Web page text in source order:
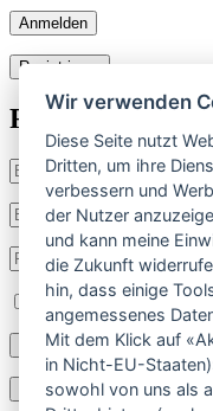
Wir verwenden
Diese Seite nutzt
Dritten, um ihre
verbessern und
der Nutzer
und kann meine
die Zukunft
hin, dass einige
angemessenes
Mit dem Klick auf
in Nicht-EU-
sowohl von uns als
Anmelden
Registrieren
Registrieren
Benutzername*
Erforderlich
E-
Mail-
Adresse *
Erforderlich
Passwort*
Erforderlich
Ich habe die
Registrieren
Anmelden